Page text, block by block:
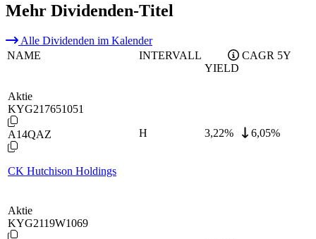
Mehr Dividenden-Titel
Alle Dividenden im Kalender
NAME
INTERVALL
YIELD
CAGR 5Y
Aktie
KYG217651051
A14QAZ
CK Hutchison Holdings
H 3,22% 6,05%
Aktie
KYG2119W1069